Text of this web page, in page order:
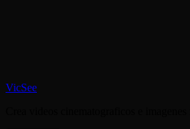
VicSee